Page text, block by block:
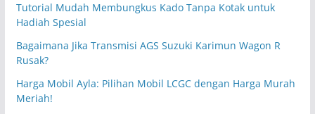
Tutorial Mudah Membungkus Kado Tanpa Kotak untuk
Hadiah Spesial
Bagaimana Jika Transmisi AGS Suzuki Karimun Wagon R
Rusak?
Harga Mobil Ayla: Pilihan Mobil LCGC dengan Harga Murah
Meriah!